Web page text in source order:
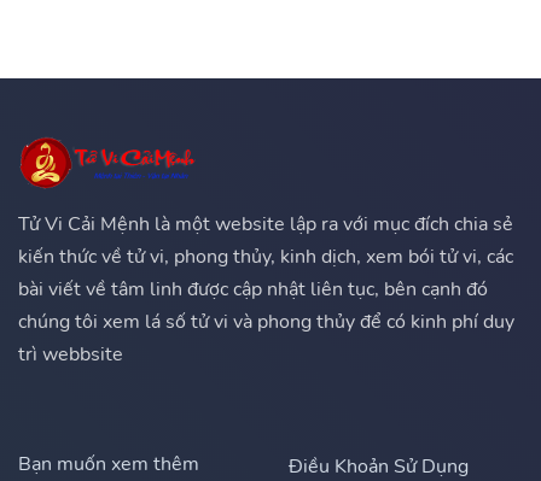
Tử Vi Cải Mệnh là một website lập ra với mục đích chia sẻ
kiến thức về tử vi, phong thủy, kinh dịch, xem bói tử vi, các
bài viết về tâm linh được cập nhật liên tục, bên cạnh đó
chúng tôi xem lá số tử vi và phong thủy để có kinh phí duy
trì webbsite
Bạn muốn xem thêm
Điều Khoản Sử Dụng